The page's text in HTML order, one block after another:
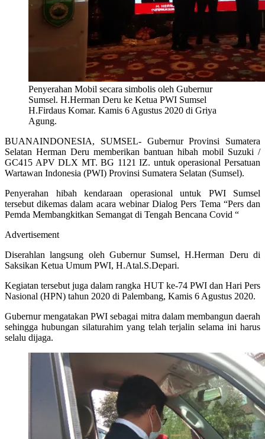
Penyerahan Mobil secara simbolis oleh Gubernur
Sumsel. H.Herman Deru ke Ketua PWI Sumsel
H.Firdaus Komar. Kamis 6 Agustus 2020 di Griya
Agung.
BUANAINDONESIA, SUMSEL- Gubernur Provinsi Sumatera
Selatan Herman Deru memberikan bantuan hibah mobil Suzuki /
GC415 APV DLX MT. BG 1121 IZ. untuk operasional Persatuan
Wartawan Indonesia (PWI) Provinsi Sumatera Selatan (Sumsel).
Penyerahan hibah kendaraan operasional untuk PWI Sumsel
tersebut dikemas dalam acara webinar Dialog Pers Tema “Pers dan
Pemda Membangkitkan Semangat di Tengah Bencana Covid “
Advertisement
Diserahlan langsung oleh Gubernur Sumsel, H.Herman Deru di
Saksikan Ketua Umum PWI, H.Atal.S.Depari.
Kegiatan tersebut juga dalam rangka HUT ke-74 PWI dan Hari Pers
Nasional (HPN) tahun 2020 di Palembang, Kamis 6 Agustus 2020.
Gubernur mengatakan PWI sebagai mitra dalam membangun daerah
sehingga hubungan silaturahim yang telah terjalin selama ini harus
selalu dijaga.